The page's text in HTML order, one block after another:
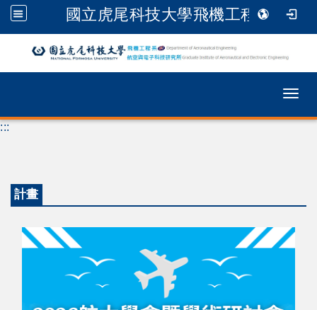
國立虎尾科技大學飛機工程系
跳到主要內容
:::
計畫